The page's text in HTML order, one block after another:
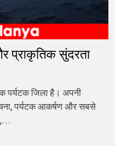
प्राकृतिक सुंदरता
पर्यटक जिला है। अपनी
पर्यटक आकर्षण और सबसे